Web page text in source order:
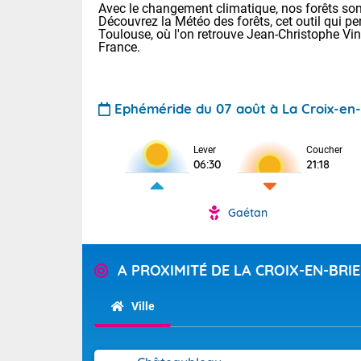
Pour la
Tendance
Avec le changement climatique, nos forêts
Découvrez la Météo des forêts, cet outil qui
Toulouse, où l'on retrouve Jean-Christophe
France.
Ephéméride du 07 août à La Croix-
Lever
06:30
Coucher
21:18
Gaétan
A PROXIMITÉ DE LA CROIX-EN-BRIE
Ville
Voici les
28 Lyon :
: 27 Nancy :
31 Lille : 26
Demain :
Calme,
alors que la